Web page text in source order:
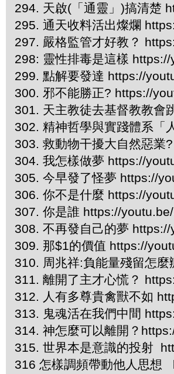
294. 天啟(「通靈」)搞清楚
295. 通天收料活出燦爛
297. 嚴格監管才好教？
298: 靈性排毒是這樣
299. 點解要發達 https://
300. 邪不能勝正? https://
301. 天主教徒去基督教教會
302. 精神哲學與實踐體系「
303. 救動物干擾大自然惡業
304. 我怎樣做夢 https://
305. 今早發了怪夢 https://
306. 你不是什麼 https://
307. 你是誰 https://
308. 不再發自己的夢
309. 那$1的價值 https://
310. 周兆祥:負能量殘留怎
311. 離開了主才心慌？
312. 人有多尊貴禽獸不如
313. 鬼魂活在我們中間
314. 神怎麼可以離開？
315. 世界本是意識的投射
316 怎樣調頻帶動他人思想